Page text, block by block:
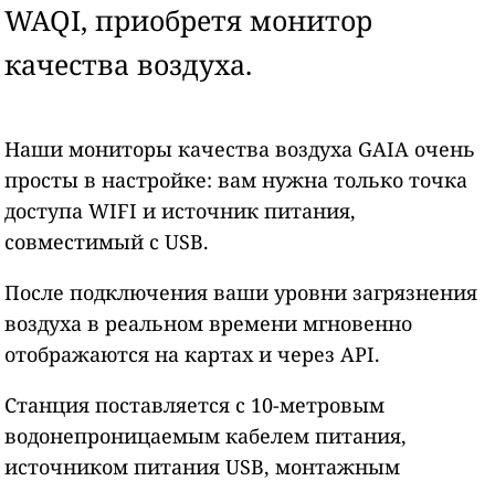
WAQI, приобретя монитор
качества воздуха.
Наши мониторы качества воздуха GAIA очень
просты в настройке: вам нужна только точка
доступа WIFI и источник питания,
совместимый с USB.
После подключения ваши уровни загрязнения
воздуха в реальном времени мгновенно
отображаются на картах и через API.
Станция поставляется с 10-метровым
водонепроницаемым кабелем питания,
источником питания USB, монтажным